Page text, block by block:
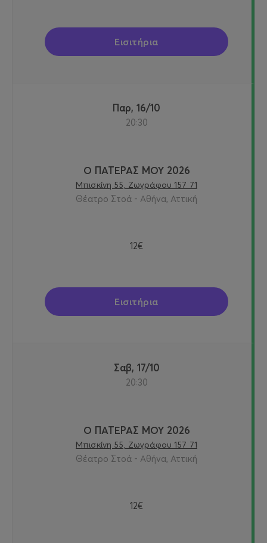
Εισιτήρια
Παρ, 16/10
20:30
Ο ΠΑΤΕΡΑΣ ΜΟΥ 2026
Μπισκίνη 55, Ζωγράφου 157 71
Θέατρο Στοά - Αθήνα, Αττική
12€
Εισιτήρια
Σαβ, 17/10
20:30
Ο ΠΑΤΕΡΑΣ ΜΟΥ 2026
Μπισκίνη 55, Ζωγράφου 157 71
Θέατρο Στοά - Αθήνα, Αττική
12€